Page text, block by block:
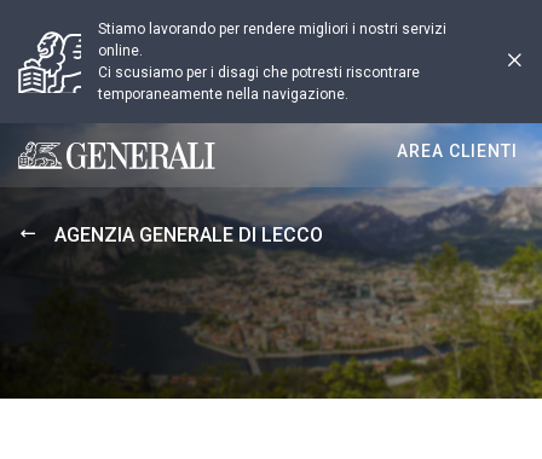
Stiamo lavorando per rendere migliori i nostri servizi
online.
Ci scusiamo per i disagi che potresti riscontrare
temporaneamente nella navigazione.
Generali logo
AREA CLIENTI
AGENZIA GENERALE DI LECCO